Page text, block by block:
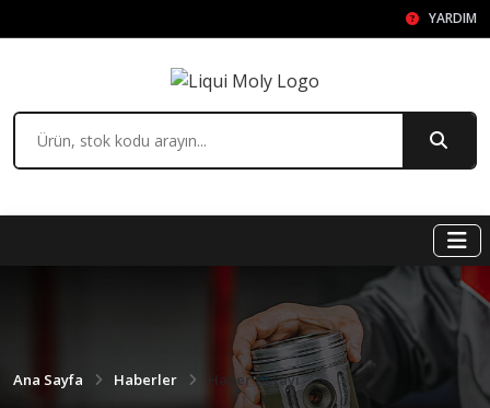
YARDIM
Ana Sayfa Haberler Haber Detayı